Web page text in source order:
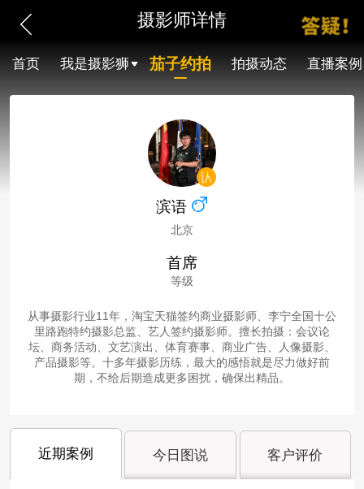
摄影师详情
首页 我是摄影狮 茄子约拍 拍摄动态 直播案例
滨语
北京
首席
等级
从事摄影行业11年，淘宝天猫签约商业摄影师、李宁全国十公
里路跑特约摄影总监、艺人签约摄影师。擅长拍摄：会议论
坛、商务活动、文艺演出、体育赛事、商业广告、人像摄影、
产品摄影等。十多年摄影历练，最大的感悟就是尽力做好前
期，不给后期造成更多困扰，确保出精品。
近期案例 今日图说 客户评价